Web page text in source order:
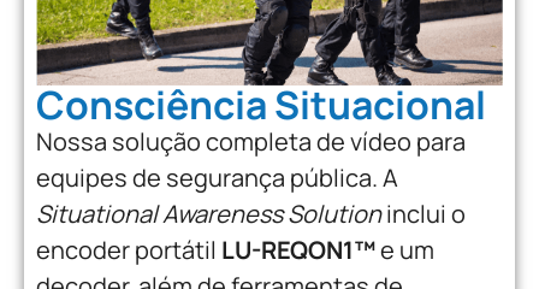
Consciência Situacional
Nossa solução completa de vídeo para
equipes de segurança pública. A
Situational Awareness Solutioninclui o
encoder portátil LU-REQON1™e um